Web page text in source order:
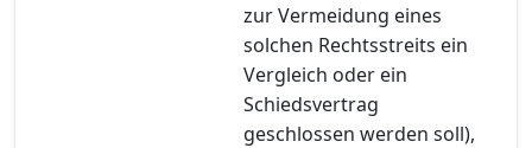
zur Vermeidung eines
solchen Rechtsstreits ein
Vergleich oder ein
Schiedsvertrag
geschlossen werden soll),